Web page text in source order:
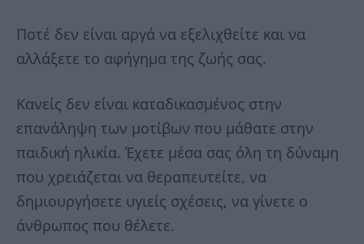
Ποτέ δεν είναι αργά να εξελιχθείτε και να
αλλάξετε το αφήγημα της ζωής σας.
Κανείς δεν είναι καταδικασμένος στην
επανάληψη των μοτίβων που μάθατε στην
παιδική ηλικία. Έχετε μέσα σας όλη τη δύναμη
που χρειάζεται να θεραπευτείτε, να
δημιουργήσετε υγιείς σχέσεις, να γίνετε ο
άνθρωπος που θέλετε.